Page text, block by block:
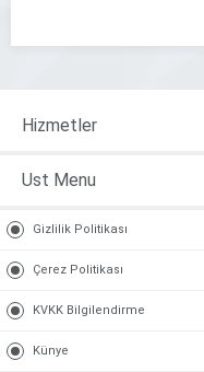
Hizmetler
Ust Menu
Gizlilik Politikası
Çerez Politikası
KVKK Bilgilendirme
Künye